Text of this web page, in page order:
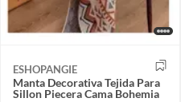
ESHOPANGIE
Manta Decorativa Tejida Para
Sillon Piecera Cama Bohemia